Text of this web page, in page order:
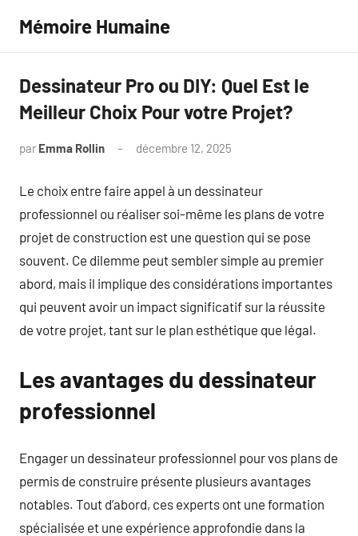
contenu
Mémoire Humaine
Dessinateur Pro ou DIY: Quel Est le
Meilleur Choix Pour votre Projet?
par Emma Rollin décembre 12, 2025
Le choix entre faire appel à un dessinateur
professionnel ou réaliser soi-même les plans de votre
projet de construction est une question qui se pose
souvent. Ce dilemme peut sembler simple au premier
abord, mais il implique des considérations importantes
qui peuvent avoir un impact significatif sur la réussite
de votre projet, tant sur le plan esthétique que légal.
Les avantages du dessinateur
professionnel
Engager un dessinateur professionnel pour vos plans de
permis de construire présente plusieurs avantages
notables. Tout d’abord, ces experts ont une formation
spécialisée et une expérience approfondie dans la